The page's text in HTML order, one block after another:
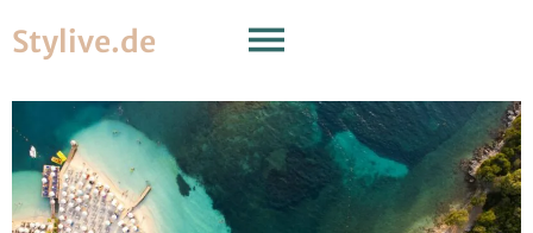
Stylive.de